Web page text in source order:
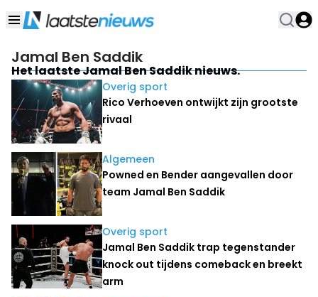
Jamal Ben Saddik
Het laatste Jamal Ben Saddik nieuws.
Overig sport
Rico Verhoeven ontwijkt zijn grootste
rivaal
Algemeen
Powned en Bender aangevallen door
team Jamal Ben Saddik
Overig sport
Jamal Ben Saddik trap tegenstander
knock out tijdens comeback en breekt
arm